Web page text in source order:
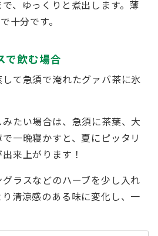
、ゆっくりと煮出します。薄
十分です。
で飲む場合
て急須で淹れたグァバ茶に氷
たい場合は、急須に茶葉、大
一晩寝かすと、夏にピッタリ
来上がります！
ラスなどのハーブを少し入れ
清涼感のある味に変化し、一